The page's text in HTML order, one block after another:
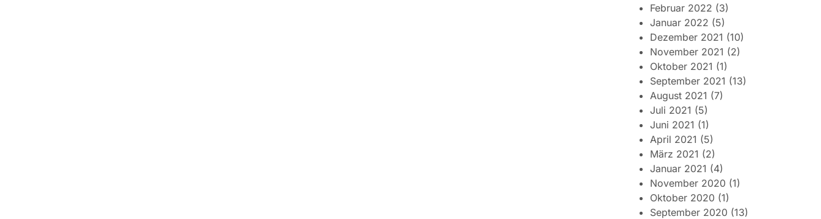
Februar 2022 (3)
Januar 2022 (5)
Dezember 2021 (10)
November 2021 (2)
Oktober 2021 (1)
September 2021 (13)
August 2021 (7)
Juli 2021 (5)
Juni 2021 (1)
April 2021 (5)
März 2021 (2)
Januar 2021 (4)
November 2020 (1)
Oktober 2020 (1)
September 2020 (13)